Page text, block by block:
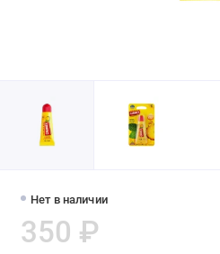
Нет в наличии
350 ₽